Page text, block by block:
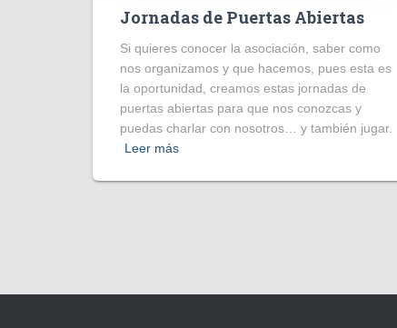
Jornadas de Puertas Abiertas
Si quieres conocer la asociación, saber como
nos organizamos y que hacemos, pues esta es
la oportunidad, creamos estas jornadas de
puertas abiertas para que nos conozcas y
puedas charlar con nosotros… y también jugar.
Leer más